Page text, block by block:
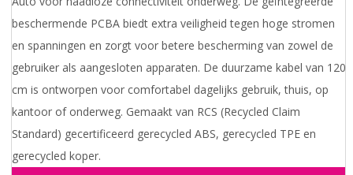
beschermende PCBA biedt extra veiligheid tegen hoge stromen
en spanningen en zorgt voor betere bescherming van zowel de
gebruiker als aangesloten apparaten. De duurzame kabel van 120
cm is ontworpen voor comfortabel dagelijks gebruik, thuis, op
kantoor of onderweg. Gemaakt van RCS (Recycled Claim
Standard) gecertificeerd gerecycled ABS, gerecycled TPE en
gerecycled koper.